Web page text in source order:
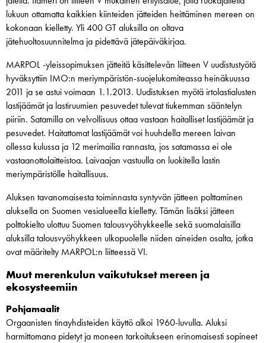
lukuun ottamatta kaikkien kiinteiden jätteiden heittäminen mereen on
kokonaan kielletty. Yli 400 GT aluksilla on oltava
jätehuoltosuunnitelma ja pidettävä jätepäiväkirjaa.
MARPOL -yleissopimuksen jätteitä käsittelevän liitteen V uudistustyötä
hyväksyttiin IMO:n meriympäristön-suojelukomiteassa heinäkuussa
2011 ja se astui voimaan 1.1.2013. Uudistuksen myötä irtolastialusten
lastijäämät ja lastiruumien pesuvedet tulevat tiukemman sääntelyn
piiriin. Satamilla on velvollisuus ottaa vastaan haitalliset lastijäämät ja
pesuvedet. Haitattomat lastijäämät voi huuhdella mereen laivan
ollessa kulussa ja 12 merimailia rannasta, jos satamassa ei ole
vastaanottolaitteistoa. Laivaajan vastuulla on luokitella lastin
meriympäristölle haitallisuus.
Aluksen tavanomaisesta toiminnasta syntyvän jätteen polttaminen
aluksella on Suomen vesialueella kielletty. Tämän lisäksi jätteen
polttokielto ulottuu Suomen talousvyöhykkeelle sekä suomalaisilla
aluksilla talousvyöhykkeen ulkopuolelle niiden aineiden osalta, jotka
ovat määritelty MARPOL:n liitteessä VI.
Muut merenkulun vaikutukset mereen ja
ekosysteemiin
Pohjamaalit
Orgaanisten tinayhdisteiden käyttö alkoi 1960-luvulla. Aluksi
harmittomana pidetyt ja moneen tarkoitukseen erinomaisesti sopineet